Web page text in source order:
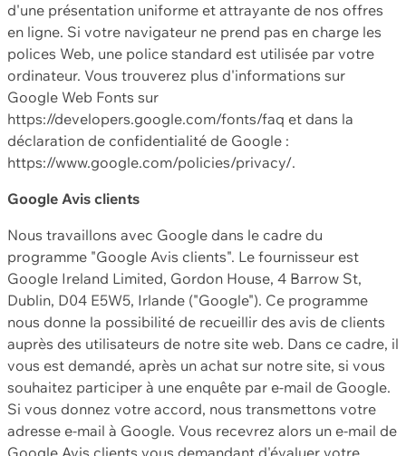
d'une présentation uniforme et attrayante de nos offres
en ligne. Si votre navigateur ne prend pas en charge les
polices Web, une police standard est utilisée par votre
ordinateur. Vous trouverez plus d'informations sur
Google Web Fonts sur
https://developers.google.com/fonts/faq et dans la
déclaration de confidentialité de Google :
https://www.google.com/policies/privacy/.
Google Avis clients
Nous travaillons avec Google dans le cadre du
programme "Google Avis clients". Le fournisseur est
Google Ireland Limited, Gordon House, 4 Barrow St,
Dublin, D04 E5W5, Irlande ("Google"). Ce programme
nous donne la possibilité de recueillir des avis de clients
auprès des utilisateurs de notre site web. Dans ce cadre, il
vous est demandé, après un achat sur notre site, si vous
souhaitez participer à une enquête par e-mail de Google.
Si vous donnez votre accord, nous transmettons votre
adresse e-mail à Google. Vous recevrez alors un e-mail de